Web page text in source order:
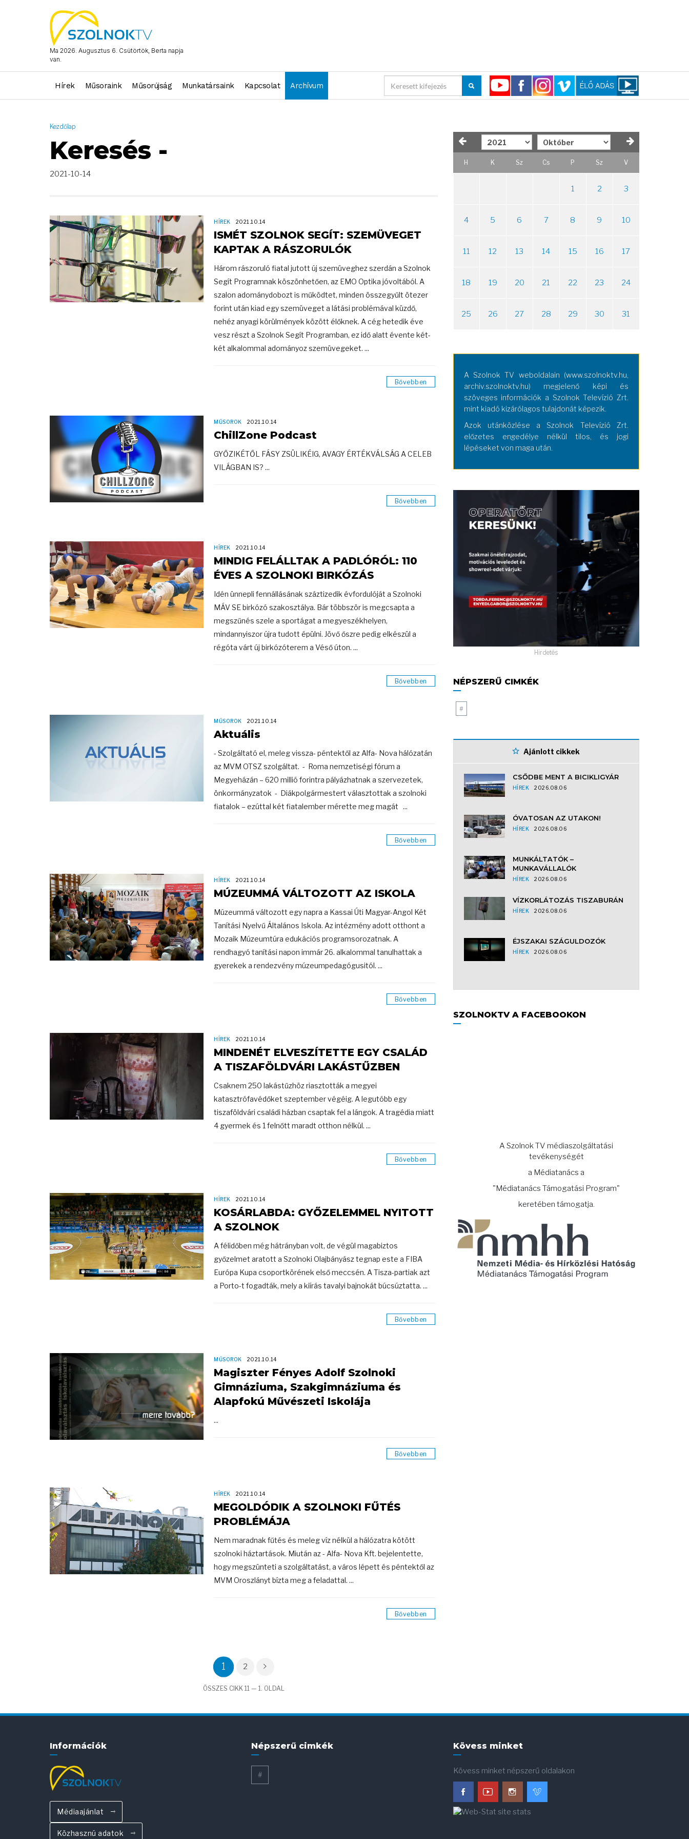
Ma 2026. Augusztus 6. Csütörtök, Berta napja
van.
Hírek Műsoraink Műsorújság Munkatársaink Kapcsolat Archívum
Kezdőlap
Keresés -
2021-10-14
HÍREK 2021.10.14
ISMÉT SZOLNOK SEGÍT: SZEMÜVEGET
KAPTAK A RÁSZORULÓK
Három rászoruló fiatal jutott új szemüveghez szerdán a Szolnok
Segít Programnak köszönhetően, az EMO Optika jóvoltából. A
szalon adománydobozt is működtet, minden összegyűlt ötezer
forint után kiad egy szemüveget a látási problémával küzdő,
nehéz anyagi körülmények között élőknek. A cég hetedik éve
vesz részt a Szolnok Segít Programban, ez idő alatt évente két-
két alkalommal adományoz szemüvegeket. ...
Bővebben
MŰSOROK 2021.10.14
ChillZone Podcast
GYŐZIKÉTŐL FÁSY ZSÜLIKÉIG, AVAGY ÉRTÉKVÁLSÁG A CELEB
VILÁGBAN IS? ...
Bővebben
HÍREK 2021.10.14
MINDIG FELÁLLTAK A PADLÓRÓL: 110
ÉVES A SZOLNOKI BIRKÓZÁS
Idén ünnepli fennállásának száztizedik évfordulóját a Szolnoki
MÁV SE birkózó szakosztálya. Bár többször is megcsapta a
megszűnés szele a sportágat a megyeszékhelyen,
mindannyiszor újra tudott épülni. Jövő őszre pedig elkészül a
régóta várt új birkózóterem a Véső úton. ...
Bővebben
MŰSOROK 2021.10.14
Aktuális
- Szolgáltató el, meleg vissza- péntektől az Alfa- Nova hálózatán
az MVM OTSZ szolgáltat. - Roma nemzetiségi fórum a
Megyeházán – 620 millió forintra pályázhatnak a szervezetek,
önkormányzatok - Diákpolgármestert választottak a szolnoki
fiatalok – ezúttal két fiatalember mérette meg magát ...
Bővebben
HÍREK 2021.10.14
MÚZEUMMÁ VÁLTOZOTT AZ ISKOLA
Múzeummá változott egy napra a Kassai Úti Magyar-Angol Két
Tanítási Nyelvű Általános Iskola. Az intézmény adott otthont a
Mozaik Múzeumtúra edukációs programsorozatnak. A
rendhagyó tanítási napon immár 26. alkalommal tanulhattak a
gyerekek a rendezvény múzeumpedagógusitól. ...
Bővebben
HÍREK 2021.10.14
MINDENÉT ELVESZÍTETTE EGY CSALÁD
A TISZAFÖLDVÁRI LAKÁSTŰZBEN
Csaknem 250 lakástűzhöz riasztották a megyei
katasztrófavédőket szeptember végéig. A legutóbb egy
tiszaföldvári családi házban csaptak fel a lángok. A tragédia miatt
4 gyermek és 1 felnőtt maradt otthon nélkül. ...
Bővebben
HÍREK 2021.10.14
KOSÁRLABDA: GYŐZELEMMEL NYITOTT
A SZOLNOK
A félidőben még hátrányban volt, de végül magabiztos
győzelmet aratott a Szolnoki Olajbányász tegnap este a FIBA
Európa Kupa csoportkörének első meccsén. A Tisza-partiak azt
a Porto-t fogadták, mely a kiírás tavalyi bajnokát búcsúztatta. ...
Bővebben
MŰSOROK 2021.10.14
Magiszter Fényes Adolf Szolnoki
Gimnáziuma, Szakgimnáziuma és
Alapfokú Művészeti Iskolája
...
Bővebben
HÍREK 2021.10.14
MEGOLDÓDIK A SZOLNOKI FŰTÉS
PROBLÉMÁJA
Nem maradnak fűtés és meleg víz nélkül a hálózatra kötött
szolnoki háztartások. Miután az - Alfa- Nova Kft. bejelentette,
hogy megszünteti a szolgáltatást, a város lépett és péntektől az
MVM Oroszlányt bízta meg a feladattal. ...
Bővebben
1 2
ÖSSZES CIKK 11 — 1. OLDAL
H K Sz Cs P Sz V
1 2 3
4 5 6 7 8 9 10
11 12 13 14 15 16 17
18 19 20 21 22 23 24
25 26 27 28 29 30 31
A Szolnok TV weboldalain (www.szolnoktv.hu,
archiv.szolnoktv.hu) megjelenő képi és
szöveges információk a Szolnok Televízió Zrt.
mint kiadó kizárólagos tulajdonát képezik.
Azok utánközlése a Szolnok Televízió Zrt.
előzetes engedélye nélkül tilos, és jogi
lépéseket von maga után.
Hirdetés
NÉPSZERŰ CIMKÉK
#
Ajánlott cikkek
CSŐDBE MENT A BICIKLIGYÁR
HÍREK 2026.08.06
ÓVATOSAN AZ UTAKON!
HÍREK 2026.08.06
MUNKÁLTATÓK –
MUNKAVÁLLALÓK
HÍREK 2026.08.06
VÍZKORLÁTOZÁS TISZABURÁN
HÍREK 2026.08.06
ÉJSZAKAI SZÁGULDOZÓK
HÍREK 2026.08.06
SZOLNOKTV A FACEBOOKON
A Szolnok TV médiaszolgáltatási
tevékenységét
a Médiatanács a
"Médiatanács Támogatási Program"
keretében támogatja.
Információk
Médiaajánlat
Közhasznú adatok
Népszerű cimkék
#
Kövess minket
Kövess minket népszerű oldalakon